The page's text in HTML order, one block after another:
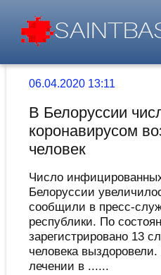
06.04.2020 13:11
В Белоруссии
коронавирусом
человек
Число
Белоруссии
сообщили в пресс-
республики. По
зарегистрировано 13
человека
лечении в ......